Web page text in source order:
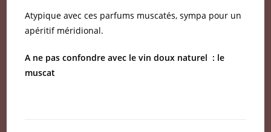
Atypique avec ces parfums muscatés, sympa pour un
apéritif méridional.
A ne pas confondre avec le vin doux naturel : le
muscat